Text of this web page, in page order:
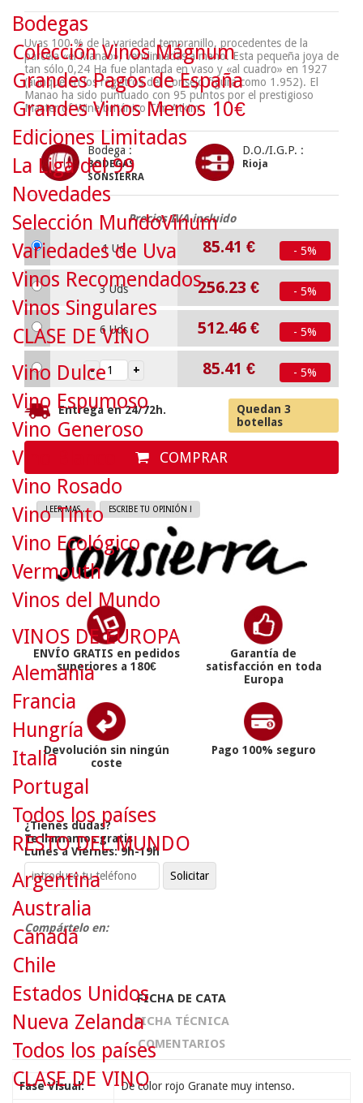
Uvas 100 % de la variedad tempranillo, procedentes de la
parcela «el Manao», vendimiadas a mano. Esta pequeña joya de
tan sólo 0,24 Ha fue plantada en vaso y «al cuadro» en 1927
(aunque en los registros del Consejo figura como 1.952). El
Manao ha sido puntuado con 95 puntos por el prestigioso
Master of Wine británico Tim Atkim.
Bodega :
BODEGAS
SONSIERRA
D.O./I.G.P. :
Rioja
Precios IVA incluido
1 Ud 85.41 € - 5%
3 Uds 256.23 € - 5%
6 Uds 512.46 € - 5%
85.41 € - 5%
Entrega en 24/72h.
Quedan 3
botellas
COMPRAR
LEER MAS... ESCRIBE TU OPINIÓN !
ENVÍO GRATIS en pedidos
superiores a 180€
Garantía de
satisfacción en toda
Europa
Devolución sin ningún
coste
Pago 100% seguro
¿Tienes dudas?
Te llamamos gratis
Lunes a Viernes: 9h-19h
Compártelo en:
FICHA DE CATA
FICHA TÉCNICA
COMENTARIOS
Fase Visual: De color rojo Granate muy intenso.
Bodegas
Colección Vinos Mágnum
Grandes Pagos de España
Grandes Vinos Menos 10€
Ediciones Limitadas
La Liga del 99
Novedades
Selección MundoVinum
Variedades de Uva
Vinos Recomendados
Vinos Singulares
CLASE DE VINO
Vino Dulce
Vino Espumoso
Vino Generoso
Vino Blanco
Vino Rosado
Vino Tinto
Vino Ecológico
Vermouth
Vinos del Mundo
VINOS DE EUROPA
Alemania
Francia
Hungría
Italia
Portugal
Todos los países
RESTO DEL MUNDO
Argentina
Australia
Canadá
Chile
Estados Unidos
Nueva Zelanda
Todos los países
CLASE DE VINO